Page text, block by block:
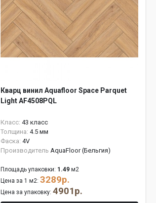
Кварц винил Aquafloor Space Parquet
Light AF4508PQL
Класс: 43 класс
Толщина: 4.5 мм
Фаска: 4V
Производитель AquaFloor (Бельгия)
Площадь упаковки: 1.49 м2
Цена за 1 м2: 3289р.
Цена за упаковку: 4901р.